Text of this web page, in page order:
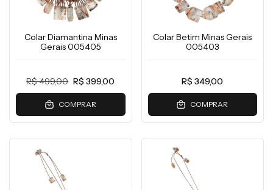
Colar Diamantina Minas
Gerais 005405
R$ 499,00 R$ 399,00
COMPRAR
Colar Betim Minas Gerais
005403
R$ 349,00
COMPRAR